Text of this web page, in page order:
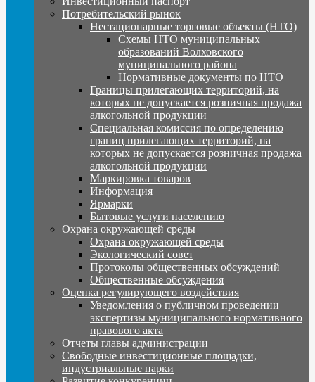
Потребительский рынок
Нестационарные торговые объекты (НТО)
Схемы НТО муниципальных
образований Волховского
муниципального района
Нормативные документы по НТО
Границы прилегающих территорий, на
которых не допускается розничная продажа
алкогольной продукции
Специальная комиссия по определению
границ прилегающих территорий, на
которых не допускается розничная продажа
алкогольной продукции
Маркировка товаров
Информация
Ярмарки
Бытовые услуги населению
Охрана окружающей среды
Охрана окружающей среды
Экологический совет
Протоколы общественных обсуждений
Общественные обсуждения
Оценка регулирующего воздействия
Уведомления о публичном проведении
экспертизы муниципального нормативного
правового акта
Отчеты главы администрации
Свободные инвестиционные площадки,
индустриальные парки